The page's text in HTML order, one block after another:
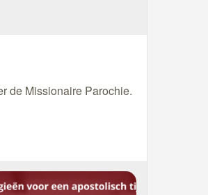
de Missionaire Parochie.